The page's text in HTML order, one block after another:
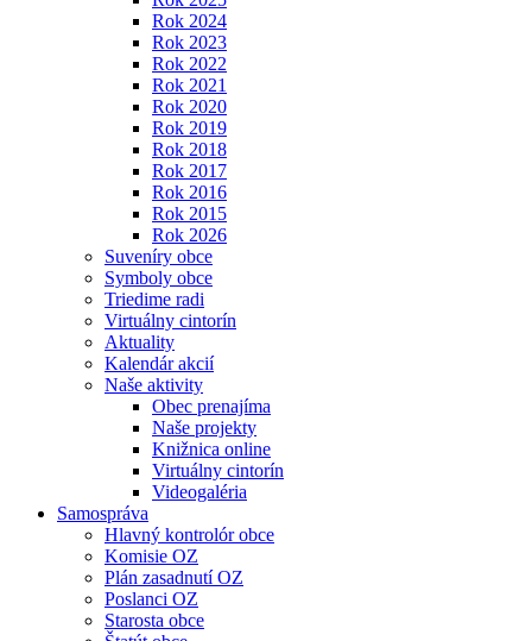
Rok 2024
Rok 2023
Rok 2022
Rok 2021
Rok 2020
Rok 2019
Rok 2018
Rok 2017
Rok 2016
Rok 2015
Rok 2026
Suveníry obce
Symboly obce
Triedime radi
Virtuálny cintorín
Aktuality
Kalendár akcií
Naše aktivity
Obec prenajíma
Naše projekty
Knižnica online
Virtuálny cintorín
Videogaléria
Samospráva
Hlavný kontrolór obce
Komisie OZ
Plán zasadnutí OZ
Poslanci OZ
Starosta obce